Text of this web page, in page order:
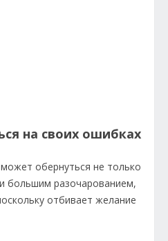
на своих ошибках
обернуться не только
большим разочарованием,
отбивает желание